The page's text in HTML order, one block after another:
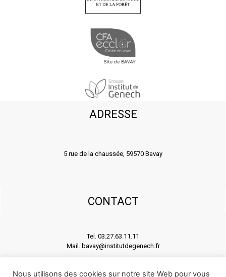
ADRESSE
5 rue de la chaussée, 59570 Bavay
CONTACT
Tel. 03.27.63.11.11
Mail. bavay@institutdegenech.fr
Nous utilisons des cookies sur notre site Web pour vous